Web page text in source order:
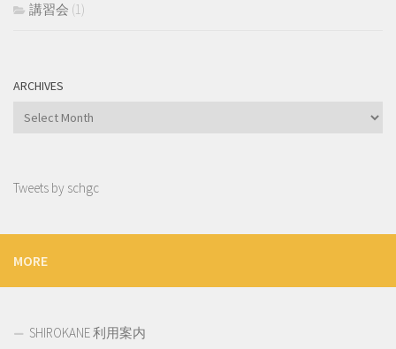
講習会 (1)
ARCHIVES
Archives
Tweets by schgc
MORE
SHIROKANE 利用案内